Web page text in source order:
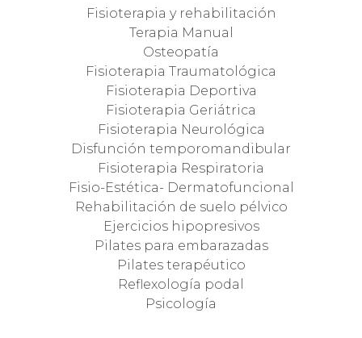
Fisioterapia y rehabilitación
Terapia Manual
Osteopatía
Fisioterapia Traumatológica
Fisioterapia Deportiva
Fisioterapia Geriátrica
Fisioterapia Neurológica
Disfunción temporomandibular
Fisioterapia Respiratoria
Fisio-Estética- Dermatofuncional
Rehabilitación de suelo pélvico
Ejercicios hipopresivos
Pilates para embarazadas
Pilates terapéutico
Reflexología podal
Psicología